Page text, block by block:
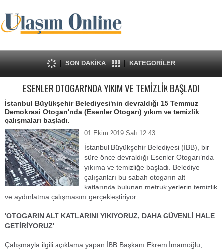
SON DAKİKA KATEGORİLER
ESENLER OTOGARI'NDA YIKIM VE TEMİZLİK BAŞLADI
İstanbul Büyükşehir Belediyesi'nin devraldığı 15 Temmuz
Demokrasi Otogarı'nda (Esenler Otogarı) yıkım ve temizlik
çalışmaları başladı.
01 Ekim 2019 Salı 12:43
İstanbul Büyükşehir Belediyesi (İBB), bir
süre önce devraldığı Esenler Otogarı’nda
yıkıma ve temizliğe başladı. Belediye
çalışanları bu sabah otogarın alt
katlarında bulunan metruk yerlerin temizlik
ve aydınlatma çalışmasını gerçekleştiriyor.
'OTOGARIN ALT KATLARINI YIKIYORUZ, DAHA GÜVENLİ HALE
GETİRİYORUZ'
Çalışmayla ilgili açıklama yapan İBB Başkanı Ekrem İmamoğlu,